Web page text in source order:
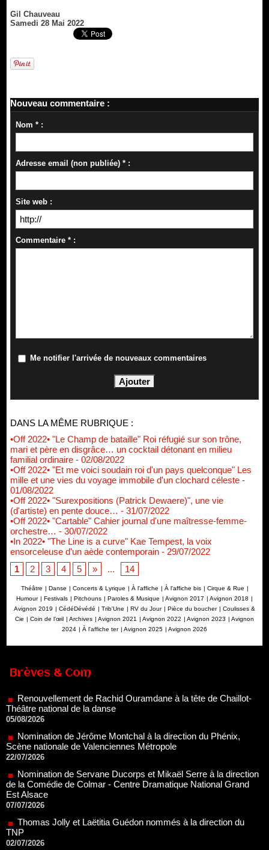
Gil Chauveau
Samedi 28 Mai 2022
Nouveau commentaire :
Nom * :
Adresse email (non publiée) * :
Site web :
Commentaire * :
Me notifier l'arrivée de nouveaux commentaires
DANS LA MÊME RUBRIQUE :
•Off 2022• "Le Champ de bataille" Roi réfugié sur son trône,
mari et père en disgrâce… un cocktail détonant en milieu
familial ordinaire - 02/08/2022
•Off 2022• "Et me voici soudain roi d'un pays quelconque" Les
mille et une vies du voyage immobile d'un clochard céleste -
01/08/2022
•Off 2022• "Surexpositions (Patrick Dewaere)", une vie
(d'artiste) en pente douce… - 31/07/2022
•Off 2022• "Cartable" Cahier journal d'une maîtresse-femme-
orchestre… - 30/07/2022
•In 2022• "The Line is a curve" Kae Tempest, la voix
ensorceleuse d'un aède contemporain - 29/07/2022
1
2 3 4 5 » ... 14
Théâtre | Danse | Concerts & Lyrique | À l'affiche | À l'affiche bis | Cirque & Rue |
Humour | Festivals | Pitchouns | Paroles & Musique | Avignon 2017 | Avignon 2018 |
Avignon 2019 | CédéDévédé | Trib'Une | RV du Jour | Pièce du boucher | Coulisses &
Cie | Coin de l’œil | Archives | Avignon 2021 | Avignon 2022 | Avignon 2023 | Avignon
2024 | À l'affiche ter | Avignon 2025 | Avignon 2026
Brèves & Com
Renouvellement de Rachid Ouramdane à la tête de Chaillot-
05/08/2026
Scène nationale de Valenciennes Métropole
22/07/2026
Nomination de Servane Ducorps et Mikaël Serre à la direction
de la Comédie de Colmar - Centre Dramatique National Grand
Est Alsace
07/07/2026
Thomas Jolly et Laëtitia Guédon nommés à la direction du
TNP
02/07/2026
Fonds SACD Théâtre : les lauréats 2026
23/06/2026
Dispositif ARTCENA Écrire pour le cirque, les lauréats 2026 !
20/06/2026